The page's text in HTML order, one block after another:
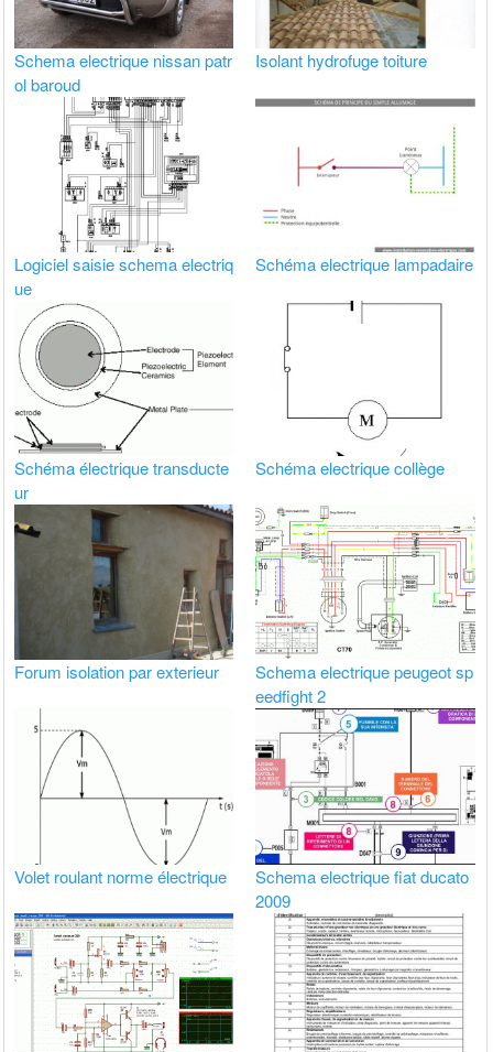
Schema electrique nissan patr
ol baroud
Isolant hydrofuge toiture
Logiciel saisie schema electriq
ue
Schéma electrique lampadaire
Schéma électrique transducte
ur
Schéma electrique collège
Forum isolation par exterieur
Schema electrique peugeot sp
eedfight 2
Volet roulant norme électrique
Schema electrique fiat ducato
2009